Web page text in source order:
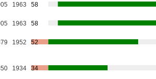
1963 58
1963 58
1952 52
1934 34